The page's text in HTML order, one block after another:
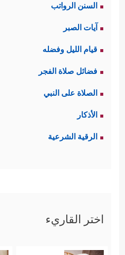
السنن الرواتب
آيات الصبر
قيام الليل وفضله
فضائل صلاة الفجر
الصلاة على النبي
الأذكار
الرقية الشرعية
اختر القاريء